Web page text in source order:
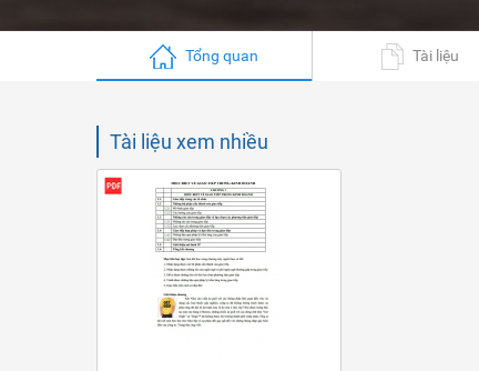
Tổng quan Tài liệu
Tài liệu xem nhiều